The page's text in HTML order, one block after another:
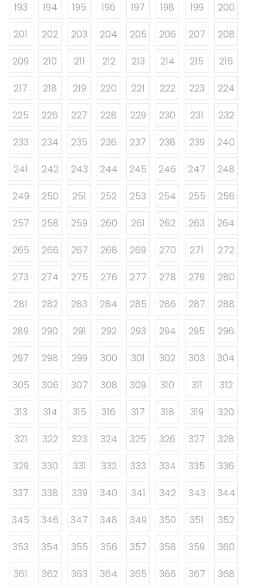
193
194 195 196 197 198 199
200
201
202 203 204 205 206 207
208
209
210 211 212 213 214 215
216
217
218 219 220 221 222 223
224
225
226 227 228 229 230 231
232
233
234 235 236 237 238 239
240
241
242 243 244 245 246 247
248
249
250 251 252 253 254 255
256
257
258 259 260 261 262 263
264
265
266 267 268 269 270 271
272
273
274 275 276 277 278 279
280
281
282 283 284 285 286 287
288
289
290 291 292 293 294 295
296
297
298 299 300 301 302 303
304
305
306 307 308 309 310 311
312
313
314 315 316 317 318 319
320
321
322 323 324 325 326 327
328
329
330 331 332 333 334 335
336
337
338 339 340 341 342 343
344
345
346 347 348 349 350 351
352
353
354 355 356 357 358 359
360
361
362 363 364 365 366 367 368